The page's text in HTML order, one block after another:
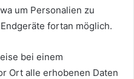
um Personalien zu
fortan möglich.
bei einem
Ort alle erhobenen Daten